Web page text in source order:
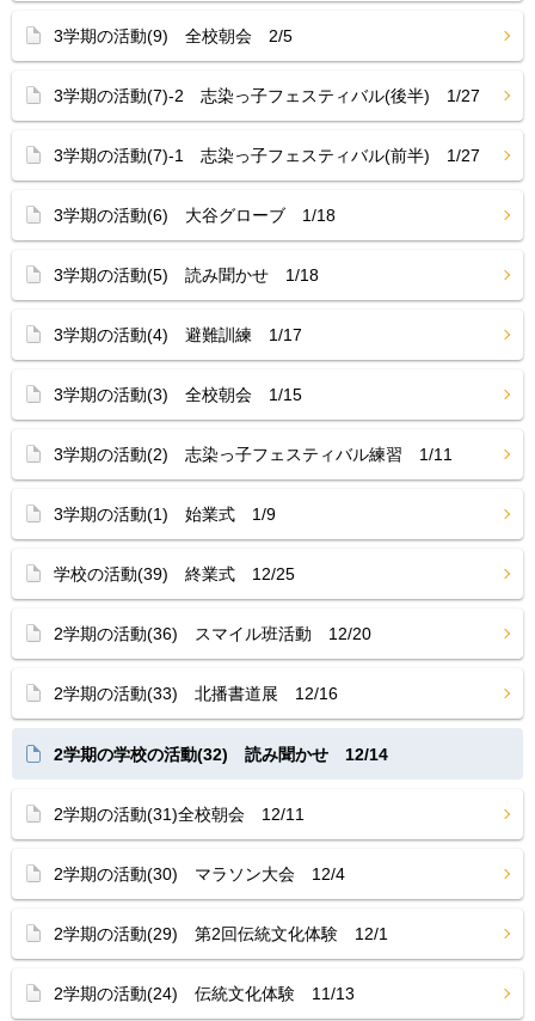
3学期の活動(9) 全校朝会 2/5
3学期の活動(7)-2 志染っ子フェスティバル(後半) 1/27
3学期の活動(7)-1 志染っ子フェスティバル(前半) 1/27
3学期の活動(6) 大谷グローブ 1/18
3学期の活動(5) 読み聞かせ 1/18
3学期の活動(4) 避難訓練 1/17
3学期の活動(3) 全校朝会 1/15
3学期の活動(2) 志染っ子フェスティバル練習 1/11
3学期の活動(1) 始業式 1/9
学校の活動(39) 終業式 12/25
2学期の活動(36) スマイル班活動 12/20
2学期の活動(33) 北播書道展 12/16
2学期の学校の活動(32) 読み聞かせ 12/14
2学期の活動(31)全校朝会 12/11
2学期の活動(30) マラソン大会 12/4
2学期の活動(29) 第2回伝統文化体験 12/1
2学期の活動(24) 伝統文化体験 11/13